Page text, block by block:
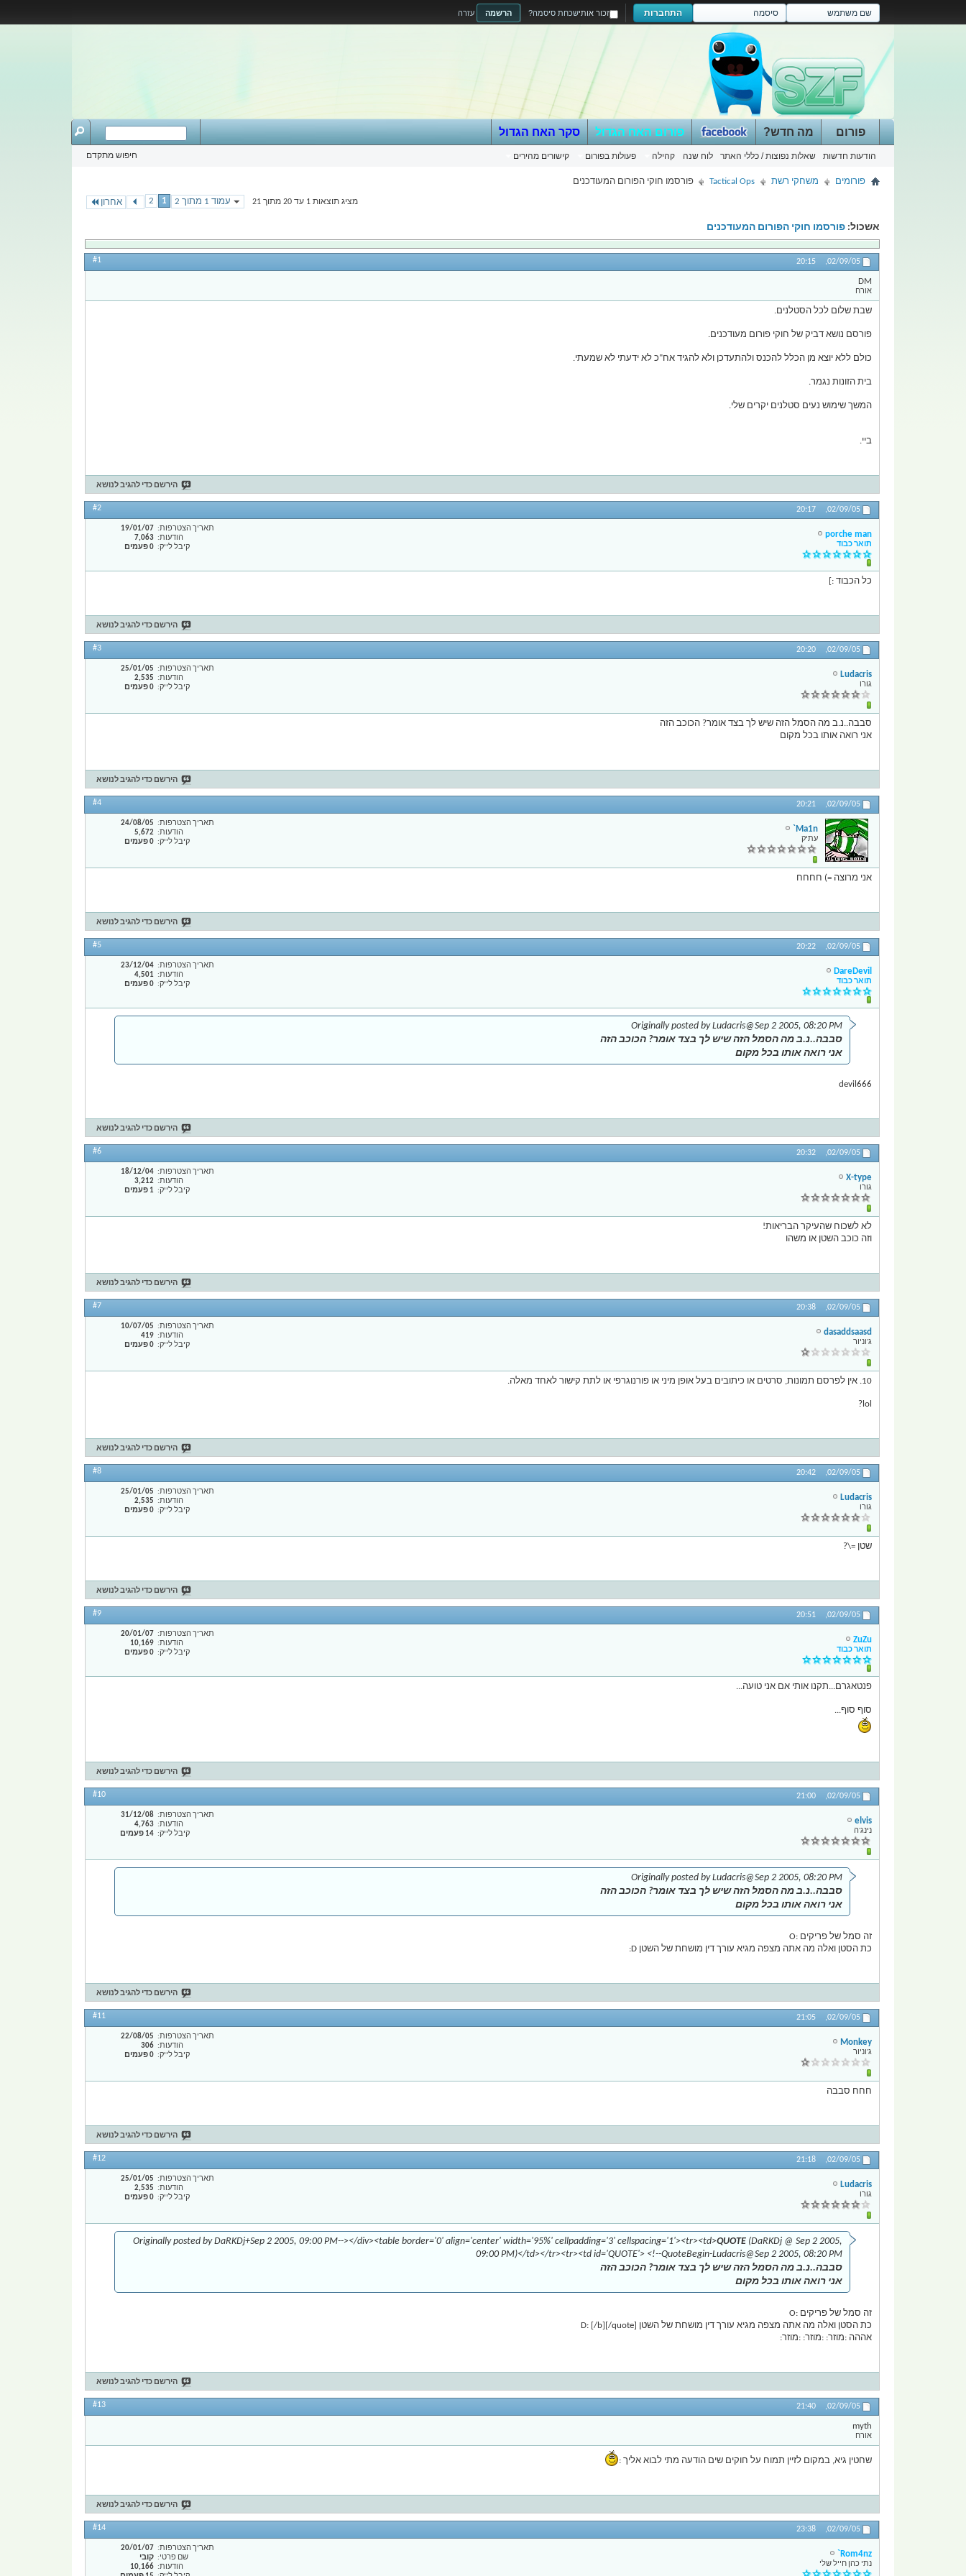
הרשמה עזרה התחברות זכור אותישכחת סיסמה?
פורום
הודעות חדשות שאלות נפוצות / כללי האתר לוח שנה קהילה פעולות בפורום קישורים מהירים
מה חדש? פורום האח הגדול סקר האח הגדול
חיפוש מתקדם
פורומים משחקי רשת Tactical Ops פורסמו חוקי הפורום המעודכנים
עמוד 1 מתוך 2 1
2 אחרון מציג תוצאות 1 עד 20 מתוך 21
אשכול: פורסמו חוקי הפורום המעודכנים
02/09/05,
20:15
#1
DM
אורח
שבת שלום לכל הסטלנים.
פורסם נושא דביק של חוקי פורום מעודכנים.
כולם ללא יוצא מן הכלל להכנס ולהתעדכן ולא להגיד אח"כ לא ידעתי לא שמעתי.
בית הזונות נגמר.
המשך שימוש נעים סטלנים יקרים שלי.
ביי.
הירשם כדי להגיב לנושא
02/09/05,
20:17
#2
porche man
תואר כבוד
תאריך הצטרפות
19/01/07
הודעות
7,063
קיבל לייק
0 פעמים
כל הכבוד :]
הירשם כדי להגיב לנושא
02/09/05,
20:20
#3
Ludacris
גורו
תאריך הצטרפות
25/01/05
הודעות
2,535
קיבל לייק
0 פעמים
סבבה..נ.ב מה הסמל הזה שיש לך בצד אומר? הכוכב הזה
אני רואה אותו בכל מקום
הירשם כדי להגיב לנושא
02/09/05,
20:21
#4
Ma1n`
עתיק
תאריך הצטרפות
24/08/05
הודעות
5,672
קיבל לייק
0 פעמים
אני מרוצה =) חחחח
הירשם כדי להגיב לנושא
02/09/05,
20:22
#5
DareDevil
תואר כבוד
תאריך הצטרפות
23/12/04
הודעות
4,501
קיבל לייק
0 פעמים
Originally posted by Ludacris@Sep 2 2005, 08:20 PM
סבבה..נ.ב מה הסמל הזה שיש לך בצד אומר? הכוכב הזה
אני רואה אותו בכל מקום
devil666
הירשם כדי להגיב לנושא
02/09/05,
20:32
#6
X-type
גורו
תאריך הצטרפות
18/12/04
הודעות
3,212
קיבל לייק
1 פעמים
לא לשכוח שהעיקר הבריאות!
וזה כוכב השטן או משהו
הירשם כדי להגיב לנושא
02/09/05,
20:38
#7
dasaddsaasd
ג'וניור
תאריך הצטרפות
10/07/05
הודעות
419
קיבל לייק
0 פעמים
10. אין לפרסם תמונות, סרטים או כיתובים בעל אופן מיני או פורנוגרפי או לתת קישור לאחד מאלה.
lol?
הירשם כדי להגיב לנושא
02/09/05,
20:42
#8
Ludacris
גורו
תאריך הצטרפות
25/01/05
הודעות
2,535
קיבל לייק
0 פעמים
שטן =\?
הירשם כדי להגיב לנושא
02/09/05,
20:51
#9
ZuZu
תואר כבוד
תאריך הצטרפות
20/01/07
הודעות
10,169
קיבל לייק
0 פעמים
פנטאגרם...תקנו אותי אם אני טועה...
סוף סוף...
הירשם כדי להגיב לנושא
02/09/05,
21:00
#10
elvis
נינג'ה
תאריך הצטרפות
31/12/08
הודעות
4,763
קיבל לייק
14 פעמים
Originally posted by Ludacris@Sep 2 2005, 08:20 PM
סבבה..נ.ב מה הסמל הזה שיש לך בצד אומר? הכוכב הזה
אני רואה אותו בכל מקום
זה סמל של פריקים :O
כת הסטן ואלה מה אתה מצפה מגיא עורך דין מושחת של השטן D:
הירשם כדי להגיב לנושא
02/09/05,
21:05
#11
Monkey
ג'וניור
תאריך הצטרפות
22/08/05
הודעות
306
קיבל לייק
0 פעמים
חחח סבבה
הירשם כדי להגיב לנושא
02/09/05,
21:18
#12
Ludacris
גורו
תאריך הצטרפות
25/01/05
הודעות
2,535
קיבל לייק
0 פעמים
Originally posted by DaRKDj+Sep 2 2005, 09:00 PM--></div><table border='0' align='center' width='95%' cellpadding='3' cellspacing='1'><tr><td>QUOTE (DaRKDj @ Sep 2 2005,
09:00 PM)</td></tr><tr><td id='QUOTE'> <!--QuoteBegin-Ludacris@Sep 2 2005, 08:20 PM
סבבה..נ.ב מה הסמל הזה שיש לך בצד אומר? הכוכב הזה
אני רואה אותו בכל מקום
זה סמל של פריקים :O
כת הסטן ואלה מה אתה מצפה מגיא עורך דין מושחת של השטן D: [/b][/quote]
אההה :מוזר: :מוזר: :מוזר:
הירשם כדי להגיב לנושא
02/09/05,
21:40
#13
myth
אורח
שחטין גיא, במקום לזיין תמוח על חוקים שים הודעה מתי לבוא אליך :
הירשם כדי להגיב לנושא
02/09/05,
23:38
#14
Rom4nz`
נתי כהן חייל שלי
תאריך הצטרפות
20/01/07
שם פרטי
קובי
הודעות
10,166